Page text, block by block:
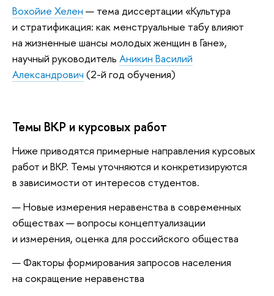
Вохойие Хелен — тема диссертации «Культура
и стратификация: как менструальные табу влияют
на жизненные шансы молодых женщин в Гане»,
научный руководитель Аникин Василий
Александрович (2-й год обучения)
Темы ВКР и курсовых работ
Ниже приводятся примерные направления курсовых
работ и ВКР. Темы уточняются и конкретизируются
в зависимости от интересов студентов.
Новые измерения неравенства в современных
обществах — вопросы концептуализации
и измерения, оценка для российского общества
Факторы формирования запросов населения
на сокращение неравенства